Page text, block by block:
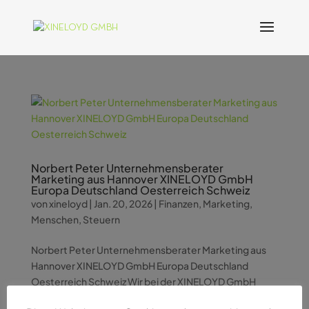
Norbert Peter Unternehmensberater
Marketing aus Hannover XINELOYD GmbH
Europa Deutschland Oesterreich Schweiz
vonxineloyd| Jan. 20, 2026| Finanzen, Marketing,
Menschen, Steuern
Norbert Peter Unternehmensberater Marketing aus
Hannover XINELOYD GmbH Europa Deutschland
Oesterreich Schweiz Wir bei der XINELOYD GmbH